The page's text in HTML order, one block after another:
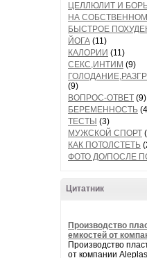
ЦЕЛЛЮЛИТ И
НА
БЫСТРОЕ
ЙОГА (11)
КАЛОРИИ (11)
СЕКС,ИНТИМ (9)
(9)
ВОПРОС-ОТВЕТ (9)
БЕРЕМЕННОСТЬ
ТЕСТЫ (3)
МУЖСКОЙ СПОРТ
КАК ПОТОЛСТЕТЬ
ФОТО ДО/ПОСЛЕ
Цитатник
Производство
емкостей от
Производство
от компании